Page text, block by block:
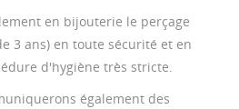
en bijouterie le perçage
3 ans) en toute sécurité et en
d'hygiène très stricte.
également des